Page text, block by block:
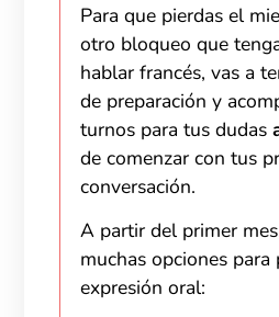
Para que pierdas el
otro bloqueo que
hablar francés, vas a
de preparación y
turnos para tus dudas
de comenzar con tus
conversación.
A partir del primer
muchas opciones para
expresión oral: